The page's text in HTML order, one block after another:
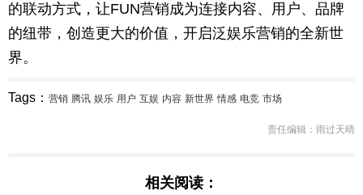
的联动方式，让FUN营销成为连接内容、用户、品牌
的纽带，创造更大的价值，开启泛娱乐营销的全新世
界。
Tags： 营销 腾讯 娱乐 用户 互娱 内容 新世界 情感 电竞 市场
责任编辑：雨过天晴
相关阅读：